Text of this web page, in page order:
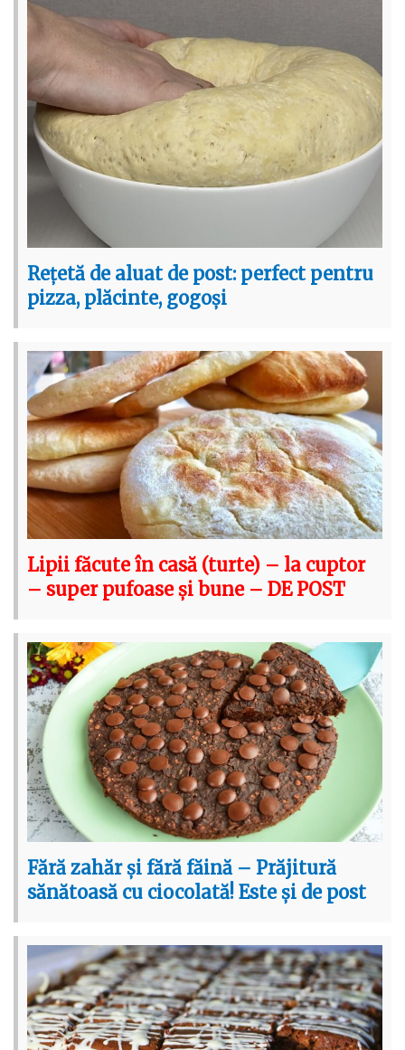
Rețetă de aluat de post: perfect pentru
pizza, plăcinte, gogoși
Lipii făcute în casă (turte) – la cuptor
– super pufoase și bune – DE POST
Fără zahăr și fără făină – Prăjitură
sănătoasă cu ciocolată! Este și de post